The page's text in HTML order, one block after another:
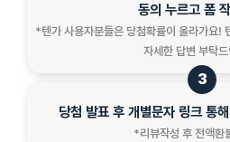
동의 누르고 폼
*텐가 사용자분들은 당첨확률이 올라가요!
자세한 답변 부탁
3
당첨 발표 후 개별문자 링크 통
*리뷰작성 후 전액환